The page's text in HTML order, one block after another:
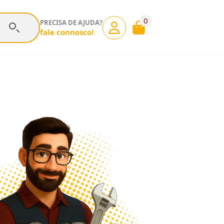
PRECISA DE AJUDA?
fale connosco!
0